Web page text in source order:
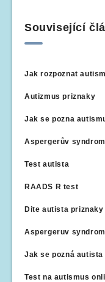
Související
Jak rozpoznat
Autizmus priznaky
Jak se pozna
Aspergerův
Test autista
RAADS R test
Dite autista priznaky
Aspergeruv
Jak se pozná autista
Test na autismus